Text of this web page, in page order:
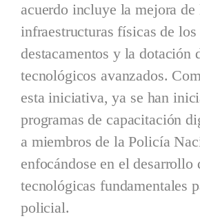
acuerdo incluye la mejora de
infraestructuras físicas de los
destacamentos y la dotación
tecnológicos avanzados.
esta iniciativa, ya se han
programas de capacitación
a miembros de la Policía
enfocándose en el desarrollo
tecnológicas fundamentales
policial.